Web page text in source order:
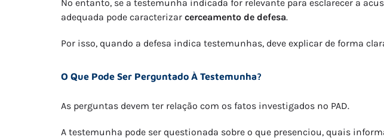
No entanto, se a testemunha indicada for relevante para esclarecer a
adequada pode caracterizar cerceamento de defesa.
Por isso, quando a defesa indica testemunhas, deve explicar de forma
O Que Pode Ser Perguntado À Testemunha?
As perguntas devem ter relação com os fatos investigados no PAD.
A testemunha pode ser questionada sobre o que presenciou, quais